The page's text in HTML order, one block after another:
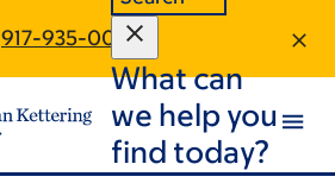
917-935-0091
What can
we help you
find today?